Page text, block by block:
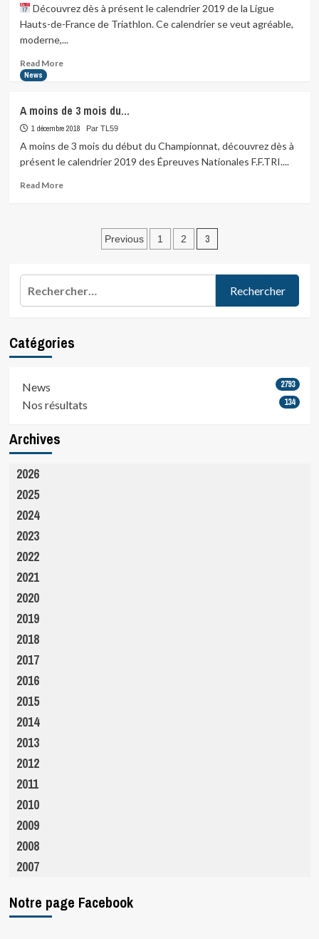
club
au
Découvrez dès à présent le calendrier 2019 de la Ligue
Hauts-de-France de Triathlon. Ce calendrier se veut agréable,
moderne,...
Read MoreRead
Découvrez
dès
à
le…
News
A moins de 3 mois du…
1 décembre 2018 Par TL59
A moins de 3 mois du début du Championnat, découvrez dès à
présent le calendrier 2019 des Épreuves Nationales F.F.TRI....
Read MoreRead
mois
du…
Pagination
Previous 1 2 3
Catégories
News 2793
Nos résultats 134
Archives
2026
2025
2024
2023
2022
2021
2020
2019
2018
2017
2016
2015
2014
2013
2012
2011
2010
2009
2008
2007
Notre page Facebook